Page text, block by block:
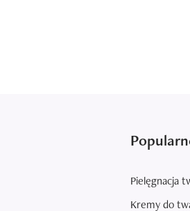
Pielęgnacja
Kremy do